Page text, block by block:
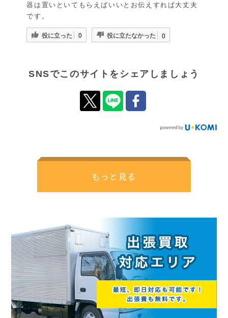
器は置いといてもらえばいいとお伝えすれば大丈夫
です。
役に立った 0 役に立たなかった 0
SNSでこのサイトをシェアしましょう
もっと見る